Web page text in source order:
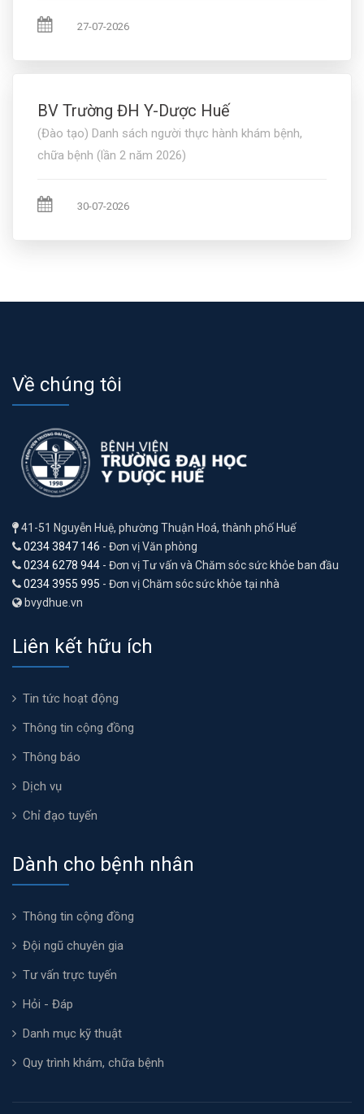
27-07-2026
BV Trường ĐH Y-Dược Huế
(Đào tạo) Danh sách người thực hành khám bệnh,
chữa bệnh (lần 2 năm 2026)
30-07-2026
Về chúng tôi
41-51 Nguyễn Huệ, phường Thuận Hoá, thành phố Huế
0234 3847 146 - Đơn vị Văn phòng
0234 6278 944 - Đơn vị Tư vấn và Chăm sóc sức khỏe ban đầu
0234 3955 995 - Đơn vị Chăm sóc sức khỏe tại nhà
bvydhue.vn
Liên kết hữu ích
Tin tức hoạt động
Thông tin cộng đồng
Thông báo
Dịch vụ
Chỉ đạo tuyến
Dành cho bệnh nhân
Thông tin cộng đồng
Đội ngũ chuyên gia
Tư vấn trực tuyến
Hỏi - Đáp
Danh mục kỹ thuật
Quy trình khám, chữa bệnh